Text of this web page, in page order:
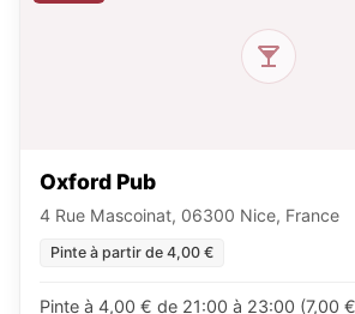
Oxford Pub
4 Rue Mascoinat, 06300 Nice, France
Pinte à partir de 4,00 €
Pinte à 4,00 € de 21:00 à 23:00 (7,00